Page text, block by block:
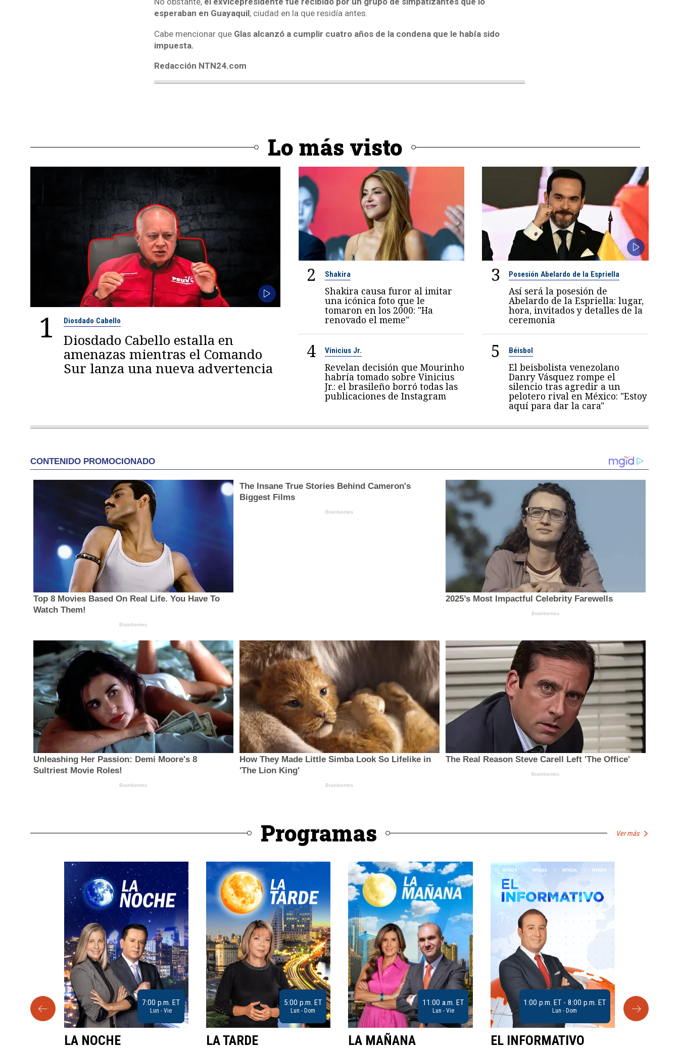
esperaban en Guayaquil, ciudad en la que residía antes.
Cabe mencionar que Glas alcanzó a cumplir cuatro años de la condena que le había sido
impuesta.
Redacción NTN24.com
Lo más visto
1 Diosdado Cabello
Diosdado Cabello estalla en
amenazas mientras el Comando
Sur lanza una nueva advertencia
2 Shakira
Shakira causa furor al imitar
una icónica foto que le
tomaron en los 2000: "Ha
renovado el meme"
3 Posesión Abelardo de la Espriella
Así será la posesión de
Abelardo de la Espriella: lugar,
hora, invitados y detalles de la
ceremonia
4 Vinicius Jr.
Revelan decisión que Mourinho
habría tomado sobre Vinicius
Jr.: el brasileño borró todas las
publicaciones de Instagram
5 Béisbol
El beisbolista venezolano
Danry Vásquez rompe el
silencio tras agredir a un
pelotero rival en México: "Estoy
aquí para dar la cara"
Programas Ver más
9:30 a.m. ET 7:00 p.m. ET
Lun - Vie
LA NOCHE
5:00 p.m. ET
Lun - Dom
LA TARDE
11:00 a.m. ET
Lun - Vie
LA MAÑANA
1:00 p.m. ET - 8:00 p.m. ET
Lun - Dom
EL INFORMATIVO